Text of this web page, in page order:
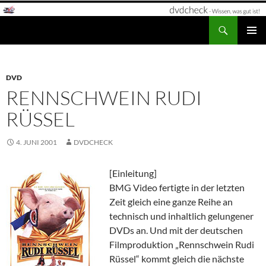
Zum
DVD
RENNSCHWEIN RUDI
RÜSSEL
4. JUNI 2001 DVDCHECK
[Einleitung]
BMG Video fertigte in der letzten
Zeit gleich eine ganze Reihe an
technisch und inhaltlich gelungener
DVDs an. Und mit der deutschen
Filmproduktion „Rennschwein Rudi
Rüssel“ kommt gleich die nächste